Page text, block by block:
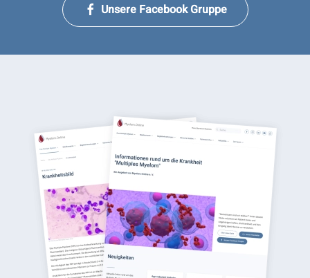
Unsere Facebook Gruppe